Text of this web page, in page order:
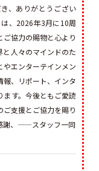
き、ありがとうござい
は、2026年3月に10周
協力の賜物と心より
人々のマインドのた
やエンターテインメン
報、リポート、インタ
ます。今後ともご愛読
支援とご協力を賜り
謝、——スタッフ一同